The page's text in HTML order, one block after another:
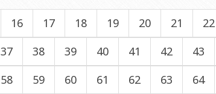
16 17 18 19 20 21 22
37 38 39 40 41 42 43
58 59 60 61 62 63 64